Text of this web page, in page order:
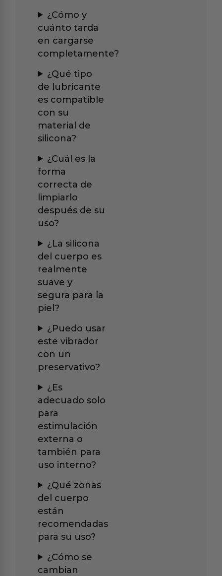
¿Cómo y
cuánto tarda
en cargarse
completamente?
¿Qué tipo
de lubricante
es compatible
con su
material de
silicona?
¿Cuál es la
forma
correcta de
limpiarlo
después de su
uso?
¿La silicona
del cuerpo es
realmente
suave y
segura para la
piel?
¿Puedo usar
este vibrador
con un
preservativo?
¿Es
adecuado solo
para
estimulación
externa o
también para
uso interno?
¿Qué zonas
del cuerpo
están
recomendadas
para su uso?
¿Cómo se
cambian